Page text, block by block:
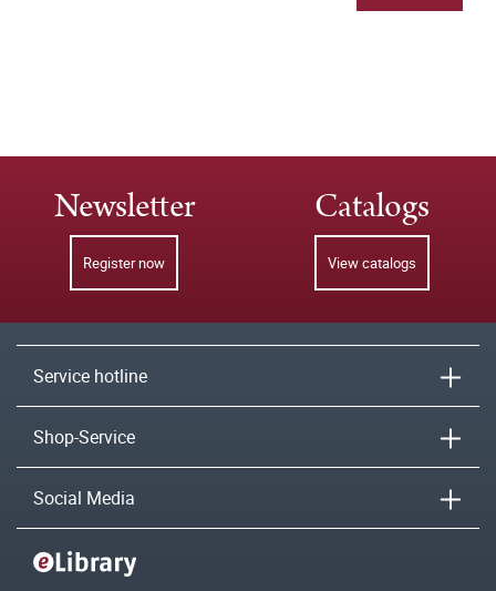
Newsletter
Register now
Catalogs
View catalogs
Service hotline
Shop-Service
Social Media